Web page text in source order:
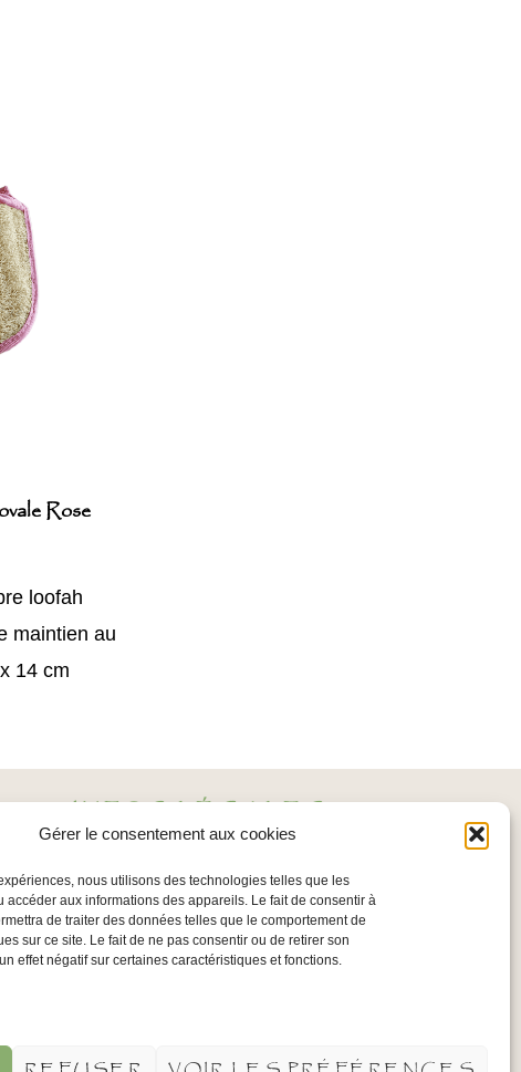
Gérer le consentement aux cookies
nous utilisons des technologies telles que les
accéder aux informations des appareils. Le fait de consentir à
de traiter des données telles que le comportement de
sur ce site. Le fait de ne pas consentir ou de retirer son
effet négatif sur certaines caractéristiques et fonctions.
Rose
loofah
maintien au
14 cm
INFOS LÉGALES
Politique de confidentialité
Conditions Générales
d’Utilisation